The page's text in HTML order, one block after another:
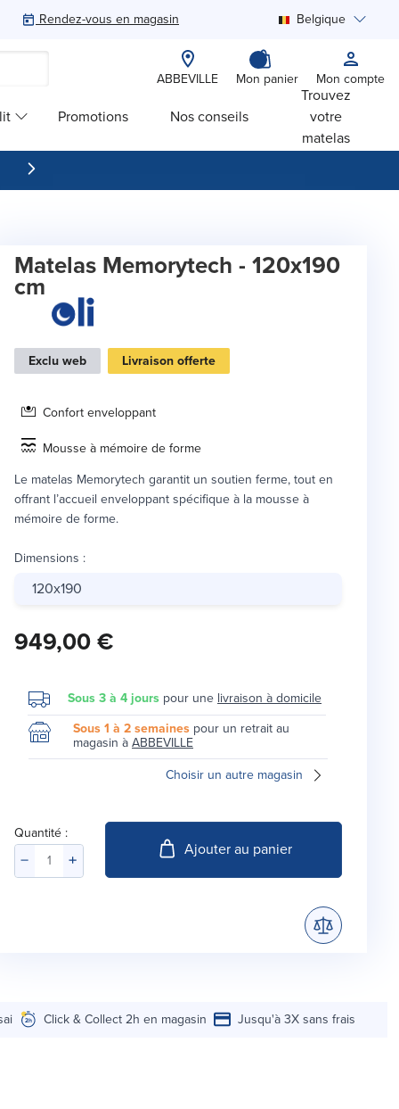
Rendez-vous en magasin Belgique
ABBEVILLE Mon panier Mon compte
Promotions Nos conseils
Trouvez
votre
matelas
Matelas Memorytech - 120x190
cm
Exclu web Livraison offerte
Confort enveloppant
Mousse à mémoire de forme
Le matelas Memorytech garantit un soutien ferme, tout en
offrant l’accueil enveloppant spécifique à la mousse à
mémoire de forme.
Dimensions :
120x190
949,00 €
Sous 3 à 4 jours pour une livraison à domicile
Sous 1 à 2 semaines pour un retrait au
magasin àABBEVILLE
Choisir un autre magasin
Quantité :
Ajouter au panier
Click & Collect 2h en magasin Jusqu'à 3X sans frais